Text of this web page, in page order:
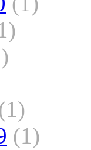
(1)
(1)